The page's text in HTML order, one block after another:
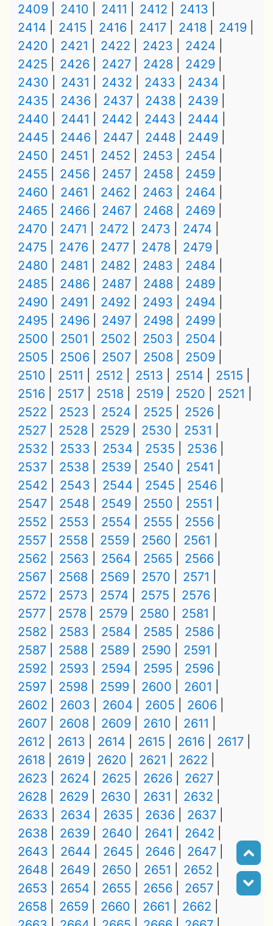
2409
2410 2411 2412
2413
2414
2415 2416 2417 2418
2419
2420
2421 2422 2423
2424
2425
2426 2427 2428
2429
2430
2431 2432 2433
2434
2435
2436 2437 2438
2439
2440
2441 2442 2443
2444
2445
2446 2447 2448
2449
2450
2451 2452 2453
2454
2455
2456 2457 2458
2459
2460
2461 2462 2463
2464
2465
2466 2467 2468
2469
2470
2471 2472 2473
2474
2475
2476 2477 2478
2479
2480
2481 2482 2483
2484
2485
2486 2487 2488
2489
2490
2491 2492 2493
2494
2495
2496 2497 2498
2499
2500
2501 2502 2503
2504
2505
2506 2507 2508
2509
2510
2511 2512 2513 2514
2515
2516
2517 2518 2519 2520
2521
2522
2523 2524 2525
2526
2527
2528 2529 2530
2531
2532
2533 2534 2535
2536
2537
2538 2539 2540
2541
2542
2543 2544 2545
2546
2547
2548 2549 2550
2551
2552
2553 2554 2555
2556
2557
2558 2559 2560
2561
2562
2563 2564 2565
2566
2567
2568 2569 2570
2571
2572
2573 2574 2575
2576
2577
2578 2579 2580
2581
2582
2583 2584 2585
2586
2587
2588 2589 2590
2591
2592
2593 2594 2595
2596
2597
2598 2599 2600
2601
2602
2603 2604 2605
2606
2607
2608 2609 2610
2611
2612
2613 2614 2615 2616
2617
2618
2619 2620 2621
2622
2623
2624 2625 2626
2627
2628
2629 2630 2631
2632
2633
2634 2635 2636
2637
2638
2639 2640 2641
2642
2643
2644 2645 2646
2647
2648
2649 2650 2651
2652
2653
2654 2655 2656
2657
2658
2659 2660 2661
2662